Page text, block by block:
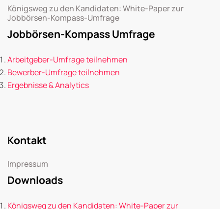
Königsweg zu den Kandidaten: White-Paper zur
Jobbörsen-Kompass-Umfrage
Jobbörsen-Kompass Umfrage
Arbeitgeber-Umfrage teilnehmen
Bewerber-Umfrage teilnehmen
Ergebnisse & Analytics
Kontakt
Impressum
Downloads
Königsweg zu den Kandidaten: White-Paper zur